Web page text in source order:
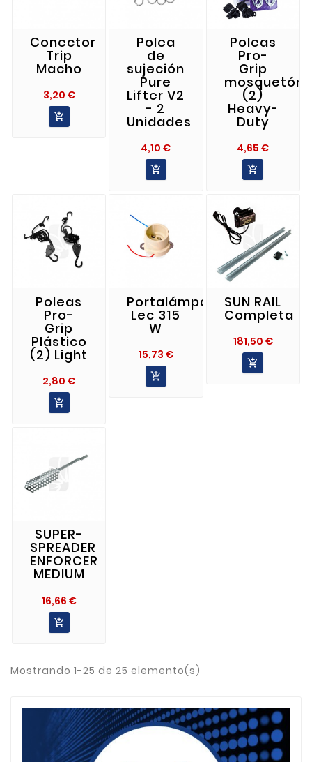
Conector
Trip
Macho
3,20 €Precio

Polea
de
sujeción
Pure
Lifter V2
- 2
Unidades
4,10 €Precio

Poleas
Pro-
Grip
mosquetón
(2)
Heavy-
Duty
4,65 €Precio

Poleas
Pro-
Grip
Plástico
(2) Light
2,80 €Precio

Portalámparas
Lec 315
W
15,73 €Precio

SUN RAIL
Completa
181,50 €Precio

SUPER-
SPREADER
ENFORCER
MEDIUM
16,66 €Precio

Mostrando 1-25 de 25 elemento(s)